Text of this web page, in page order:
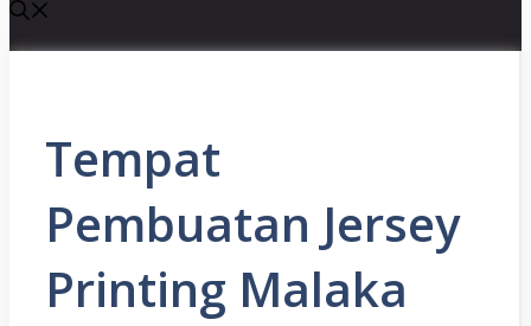
Tempat
Pembuatan Jersey
Printing Malaka